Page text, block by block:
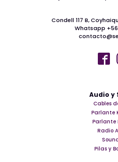
Audio y
Cables
Parlante
Parlante
Radio
Pilas y
Condell 117 B,
Whatsapp